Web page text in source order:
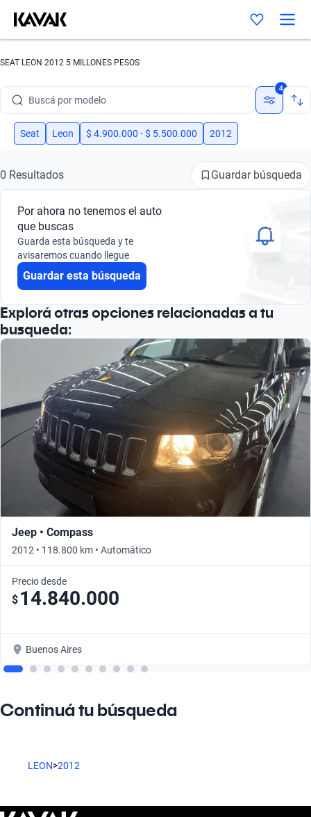
SEAT LEON 2012 5 MILLONES PESOS
Buscá por modelo
Buscá por versión
Buscá por marca
Buscá por modelo
Buscá por versión
4
Seat Leon $ 4.900.000 - $ 5.500.000 2012
0 Resultados Guardar búsqueda
Por ahora no tenemos el auto
que buscas
Guarda esta búsqueda y te
avisaremos cuando llegue
Guardar esta búsqueda
Explorá otras opciones relacionadas a tu
busqueda:
Jeep • Compass
2012 • 118.800 km • Automático
Precio desde
$ 14.840.000
Buenos Aires
Continuá tu búsqueda
LEON>2012